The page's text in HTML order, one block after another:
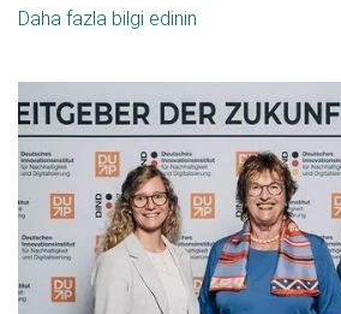
Daha fazla bilgi edinin